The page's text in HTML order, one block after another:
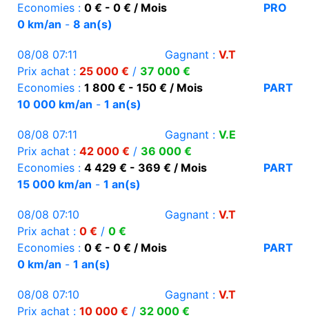
Economies : 0 € - 0 € / Mois
PRO
0 km/an - 8 an(s)
08/08 07:11 Gagnant : V.T
Prix achat : 25 000 € / 37 000 €
Economies : 1 800 € - 150 € / Mois
PART
10 000 km/an - 1 an(s)
08/08 07:11 Gagnant : V.E
Prix achat : 42 000 € / 36 000 €
Economies : 4 429 € - 369 € / Mois
PART
15 000 km/an - 1 an(s)
08/08 07:10 Gagnant : V.T
Prix achat : 0 € / 0 €
Economies : 0 € - 0 € / Mois
PART
0 km/an - 1 an(s)
08/08 07:10 Gagnant : V.T
Prix achat : 10 000 € / 32 000 €